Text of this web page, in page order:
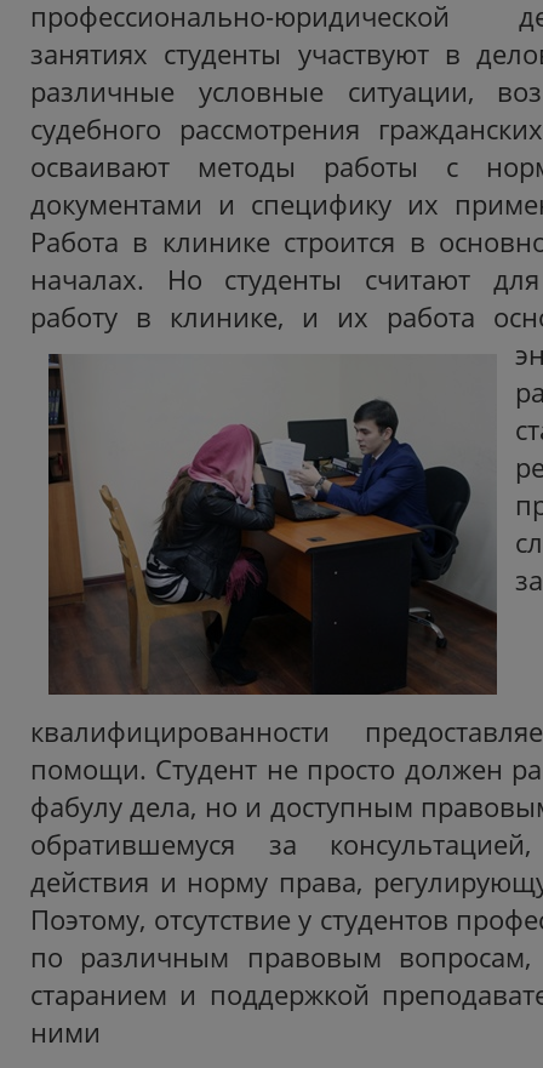
профессионально-юридической
занятиях студенты участвуют в
различные условные ситуации,
судебного рассмотрения
осваивают методы работы с
документами и специфику их
Работа в клинике строится в
началах. Но студенты считают
работу в клинике, и их работа
квалифицированности
помощи. Студент не просто должен
фабулу дела, но и доступным
обратившемуся за
действия и норму права,
Поэтому, отсутствие у студентов
по различным правовым вопросам,
старанием и поддержкой
ними